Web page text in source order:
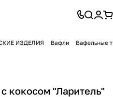
ИЗДЕЛИЯ Вафли Вафельные
кокосом "Ларитель"